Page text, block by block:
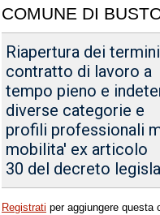
COMUNE DI
Riapertura dei
contratto di lavoro a
tempo pieno e
diverse categorie e
profili professionali
mobilita' ex articolo
30 del decreto
Registrati per aggiungere questa